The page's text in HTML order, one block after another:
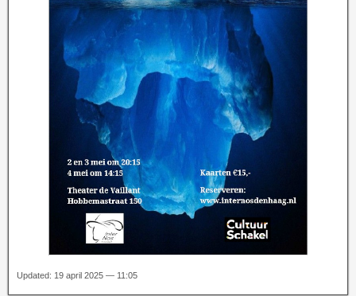
Updated: 19 april 2025 — 11:05